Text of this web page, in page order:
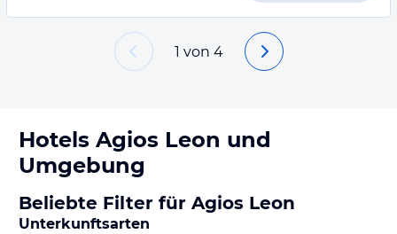
1 von 4
Hotels Agios Leon und
Umgebung
Beliebte Filter für Agios Leon
Unterkunftsarten